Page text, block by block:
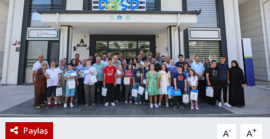
Paylaş A- A+
SAĞLIK-YAŞAM
Haber Arşivi